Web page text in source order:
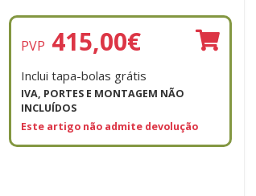
PVP 415,00€
Inclui tapa-bolas grátis
IVA, PORTES E MONTAGEM NÃO
INCLUÍDOS
Este artigo não admite devolução